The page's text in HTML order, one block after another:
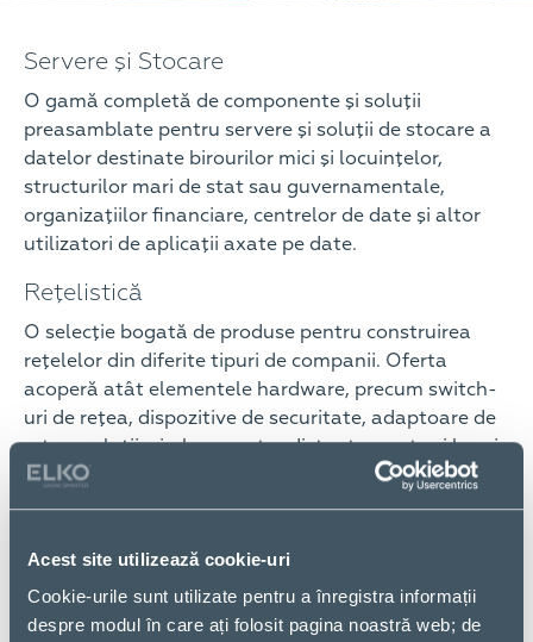
Acest site utilizează cookie-uri
Cookie-urile sunt utilizate pentru a înregistra informații
despre modul în care ați folosit pagina noastră web; de
Servere şi Stocare
O gamă completă de componente şi soluţii
preasamblate pentru servere şi soluţii de stocare a
datelor destinate birourilor mici şi locuinţelor,
structurilor mari de stat sau guvernamentale,
organizaţiilor financiare, centrelor de date şi altor
utilizatori de aplicaţii axate pe date.
Reţelistică
O selecţie bogată de produse pentru construirea
reţelelor din diferite tipuri de companii. Oferta
acoperă atât elementele hardware, precum switch-
uri de reţea, dispozitive de securitate, adaptoare de
reţea, soluţii wireless pentru distanţe scurte şi lungi
sau echipament pentru comunicaţii prin cablu, cât şi
soluţii software complexe.
HPE PROLIANT – COMPUTE ENGINEERED
FOR YOUR HYBRID WORLD